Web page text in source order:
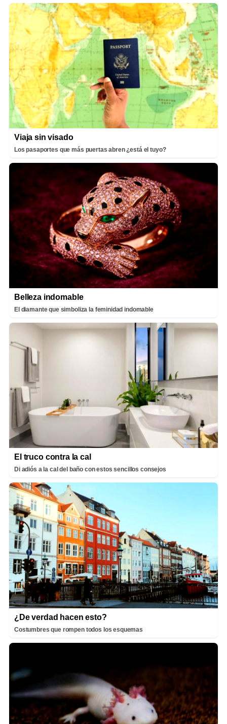
Viaja sin visado
Los pasaportes que más puertas abren ¿está el tuyo?
Belleza indomable
El diamante que simboliza la feminidad indomable
El truco contra la cal
Di adiós a la cal del baño con estos sencillos consejos
¿De verdad hacen esto?
Costumbres que rompen todos los esquemas